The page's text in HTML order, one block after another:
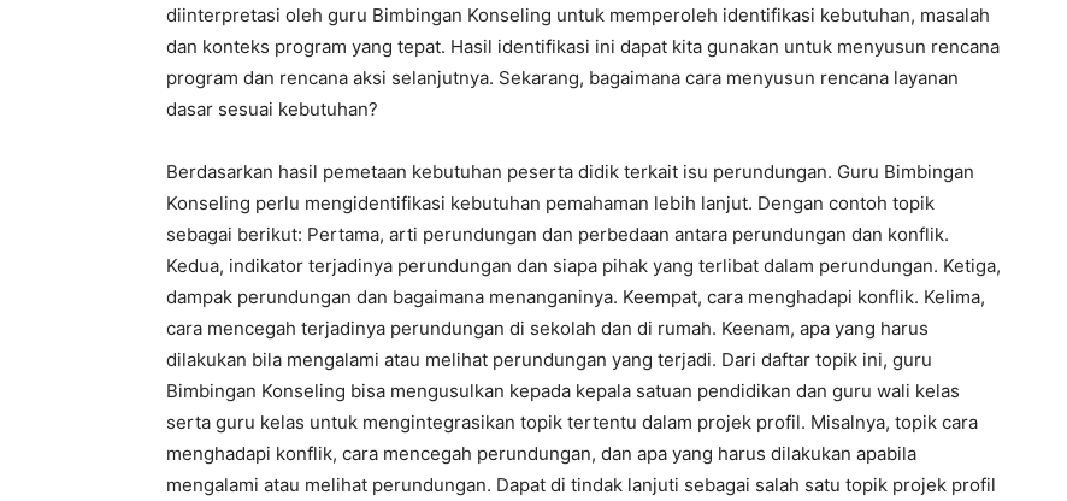
diinterpretasi oleh guru Bimbingan Konseling untuk memperoleh identifikasi kebutuhan, masalah
dan konteks program yang tepat. Hasil identifikasi ini dapat kita gunakan untuk menyusun rencana
program dan rencana aksi selanjutnya. Sekarang, bagaimana cara menyusun rencana layanan
dasar sesuai kebutuhan?
Berdasarkan hasil pemetaan kebutuhan peserta didik terkait isu perundungan. Guru Bimbingan
Konseling perlu mengidentifikasi kebutuhan pemahaman lebih lanjut. Dengan contoh topik
sebagai berikut: Pertama, arti perundungan dan perbedaan antara perundungan dan konflik.
Kedua, indikator terjadinya perundungan dan siapa pihak yang terlibat dalam perundungan. Ketiga,
dampak perundungan dan bagaimana menanganinya. Keempat, cara menghadapi konflik. Kelima,
cara mencegah terjadinya perundungan di sekolah dan di rumah. Keenam, apa yang harus
dilakukan bila mengalami atau melihat perundungan yang terjadi. Dari daftar topik ini, guru
Bimbingan Konseling bisa mengusulkan kepada kepala satuan pendidikan dan guru wali kelas
serta guru kelas untuk mengintegrasikan topik tertentu dalam projek profil. Misalnya, topik cara
menghadapi konflik, cara mencegah perundungan, dan apa yang harus dilakukan apabila
mengalami atau melihat perundungan. Dapat di tindak lanjuti sebagai salah satu topik projek profil